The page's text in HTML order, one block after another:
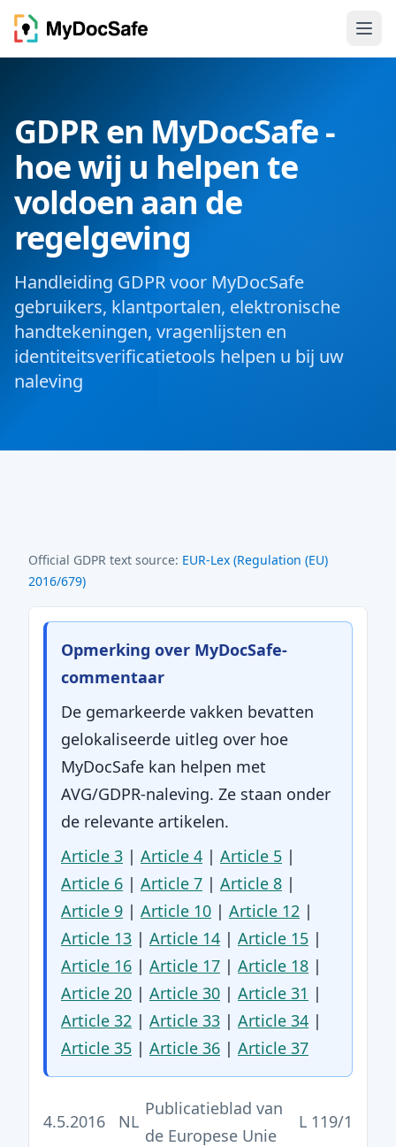
GDPR en MyDocSafe -
hoe wij u helpen te
voldoen aan de
regelgeving
Handleiding GDPR voor MyDocSafe
gebruikers, klantportalen, elektronische
handtekeningen, vragenlijsten en
identiteitsverificatietools helpen u bij uw
naleving
Official GDPR text source: EUR-Lex (Regulation (EU)
2016/679)
Opmerking over MyDocSafe-
commentaar
De gemarkeerde vakken bevatten
gelokaliseerde uitleg over hoe
MyDocSafe kan helpen met
AVG/GDPR-naleving. Ze staan onder
de relevante artikelen.
Article 3 | Article 4 | Article 5 |
Article 6 | Article 7 | Article 8 |
Article 9 | Article 10 | Article 12 |
Article 13 | Article 14 | Article 15 |
Article 16 | Article 17 | Article 18 |
Article 20 | Article 30 | Article 31 |
Article 32 | Article 33 | Article 34 |
Article 35 | Article 36 | Article 37
4.5.2016 NL
Publicatieblad van
de Europese Unie
L 119/1